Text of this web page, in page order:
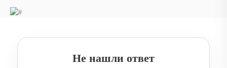
Не нашли ответ